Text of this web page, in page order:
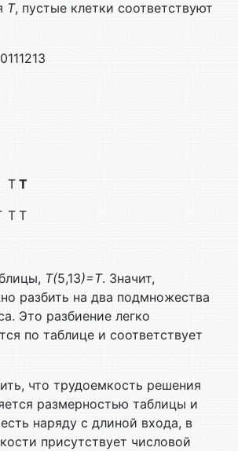
T, пустые клетки соответствуют
111213
T T
T T
T(5,13)=T. Значит,
разбить на два подмножества
Это разбиение легко
по таблице и соответствует
что трудоемкость решения
размерностью таблицы и
наряду с длиной входа, в
присутствует числовой